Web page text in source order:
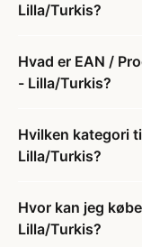
Lilla/Turkis?
Hvad er EAN /
- Lilla/Turkis?
Hvilken kategori
Lilla/Turkis?
Hvor kan jeg
Lilla/Turkis?